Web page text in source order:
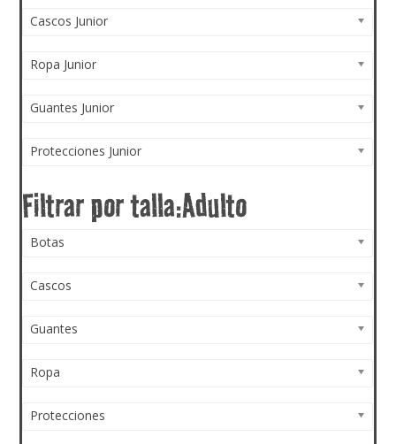
Cascos Junior
Ropa Junior
Guantes Junior
Protecciones Junior
Botas
Cascos
Guantes
Ropa
Protecciones